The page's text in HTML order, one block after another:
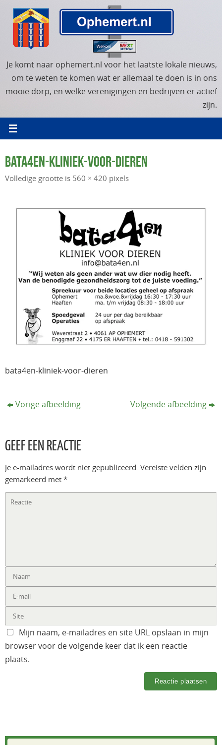
naar
inhoud
Je komt naar ophemert.nl voor het laatste lokale nieuws,
om te weten te komen wat er allemaal te doen is in ons
mooie dorp, en welke verenigingen en bedrijven er actief
zijn.
BATA4EN-KLINIEK-VOOR-DIEREN
Volledige grootte is 560 × 420 pixels
bata4en-kliniek-voor-dieren
Vorige afbeelding Volgende afbeelding
GEEF EEN REACTIE
Je e-mailadres wordt niet gepubliceerd. Vereiste velden zijn
gemarkeerd met *
Mijn naam, e-mailadres en site URL opslaan in mijn
browser voor de volgende keer dat ik een reactie
plaats.